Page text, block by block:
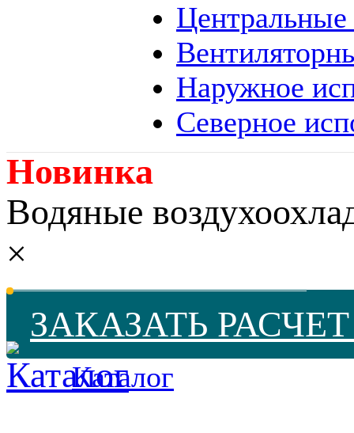
Наружное
Северное
Новинка
Водяные
×
ЗАКАЗАТЬ
Каталог